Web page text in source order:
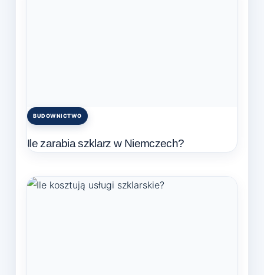
Posted
BUDOWNICTWO
Ile zarabia szklarz w Niemczech?